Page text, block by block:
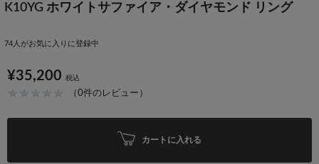
K10YG ホワイトサファイア・ダイヤモンド リング
74 人がお気に入りに登録中
¥35,200 税込
（0件のレビュー）
カートに入れる